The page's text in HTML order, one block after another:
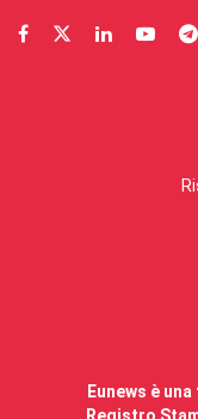
Eunews è